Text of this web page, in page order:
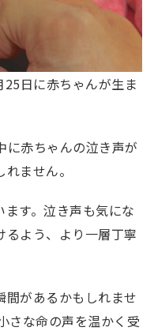
日に赤ちゃんが生ま
に赤ちゃんの泣き声が
ません。
す。泣き声も気にな
るよう、より一層丁寧
間があるかもしれませ
さな命の声を温かく受